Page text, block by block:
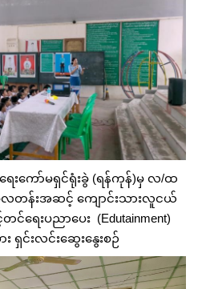
ကော်မရှင်ရုံးခွဲ (ရန်ကုန်)မှ လ/ထ
လတန်းအဆင့် ကျောင်းသားလူငယ်
ရေးပညာပေး (Edutainment)
ရှင်းလင်းဆွေးနွေးစဉ်